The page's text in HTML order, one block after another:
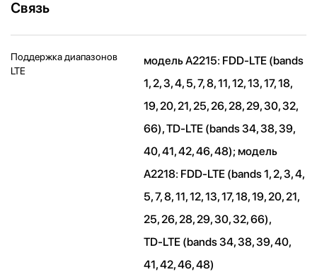
Связь
Поддержка диапазонов
LTE
модель A2215: FDD‑LTE (bands
1, 2, 3, 4, 5, 7, 8, 11, 12, 13, 17, 18,
19, 20, 21, 25, 26, 28, 29, 30, 32,
66), TD‑LTE (bands 34, 38, 39,
40, 41, 42, 46, 48); модель
A2218: FDD-LTE (bands 1, 2, 3, 4,
5, 7, 8, 11, 12, 13, 17, 18, 19, 20, 21,
25, 26, 28, 29, 30, 32, 66),
TD‑LTE (bands 34, 38, 39, 40,
41, 42, 46, 48)